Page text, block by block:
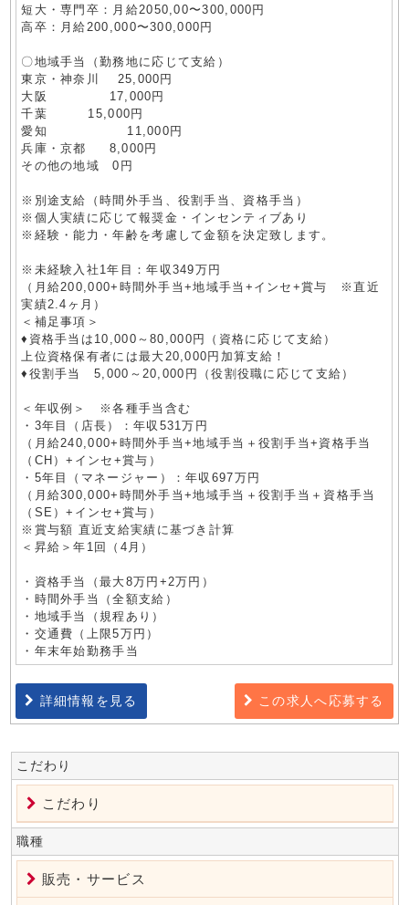
短大・専門卒：月給2050,00〜300,000円
高卒：月給200,000〜300,000円
〇地域手当（勤務地に応じて支給）
東京・神奈川 25,000円
大阪 17,000円
千葉 15,000円
愛知 11,000円
兵庫・京都 8,000円
その他の地域 0円
※別途支給（時間外手当、役割手当、資格手当）
※個人実績に応じて報奨金・インセンティブあり
※経験・能力・年齢を考慮して金額を決定致します。
※未経験入社1年目：年収349万円
（月給200,000+時間外手当+地域手当+インセ+賞与 ※直近
実績2.4ヶ月）
＜補足事項＞
♦資格手当は10,000～80,000円（資格に応じて支給）
上位資格保有者には最大20,000円加算支給！
♦役割手当 5,000～20,000円（役割役職に応じて支給）
＜年収例＞ ※各種手当含む
・3年目（店長）：年収531万円
（月給240,000+時間外手当+地域手当＋役割手当+資格手当
（CH）+インセ+賞与）
・5年目（マネージャー）：年収697万円
（月給300,000+時間外手当+地域手当＋役割手当＋資格手当
（SE）+インセ+賞与）
※賞与額 直近支給実績に基づき計算
＜昇給＞年1回（4月）
・資格手当（最大8万円+2万円）
・時間外手当（全額支給）
・地域手当（規程あり）
・交通費（上限5万円）
・年末年始勤務手当
詳細情報を見る この求人へ応募する
こだわり
こだわり
職種
販売・サービス